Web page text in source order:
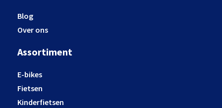
Blog
Over ons
Assortiment
E-bikes
Fietsen
Kinderfietsen